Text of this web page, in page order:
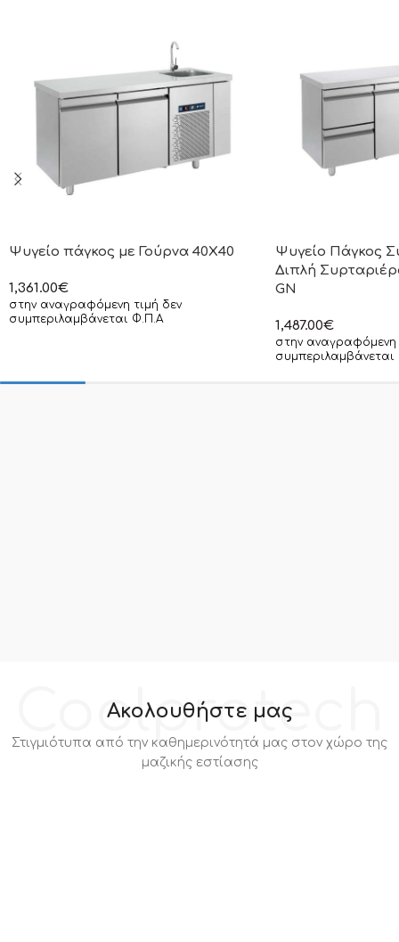
Ψυγείο πάγκος με Γούρνα 40Χ40
1,361.00€
στην αναγραφόμενη τιμή δεν
συμπεριλαμβάνεται Φ.Π.Α
Ψυγείο Πάγκος
Διπλή
GN
1,487.00€
στην αναγραφόμενη
Coolprotech
Ακολουθήστε μας
Στιγμιότυπα από την καθημερινότητά μας στον χώρο της
μαζικής εστίασης